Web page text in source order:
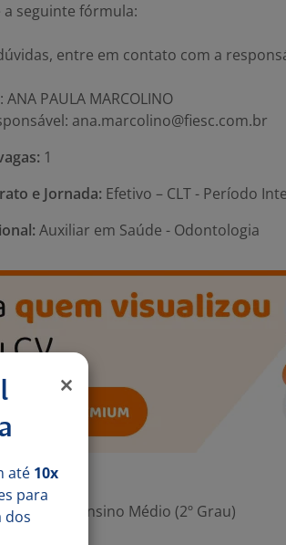
a seguinte fórmula:
entre em contato com a
PAULA MARCOLINO
ana.marcolino@fiesc.com.br
1
e Jornada: Efetivo – CLT - Período
Auxiliar em Saúde - Odontologia
Mínima: Ensino Médio (2º Grau)
até 10x
para
dos